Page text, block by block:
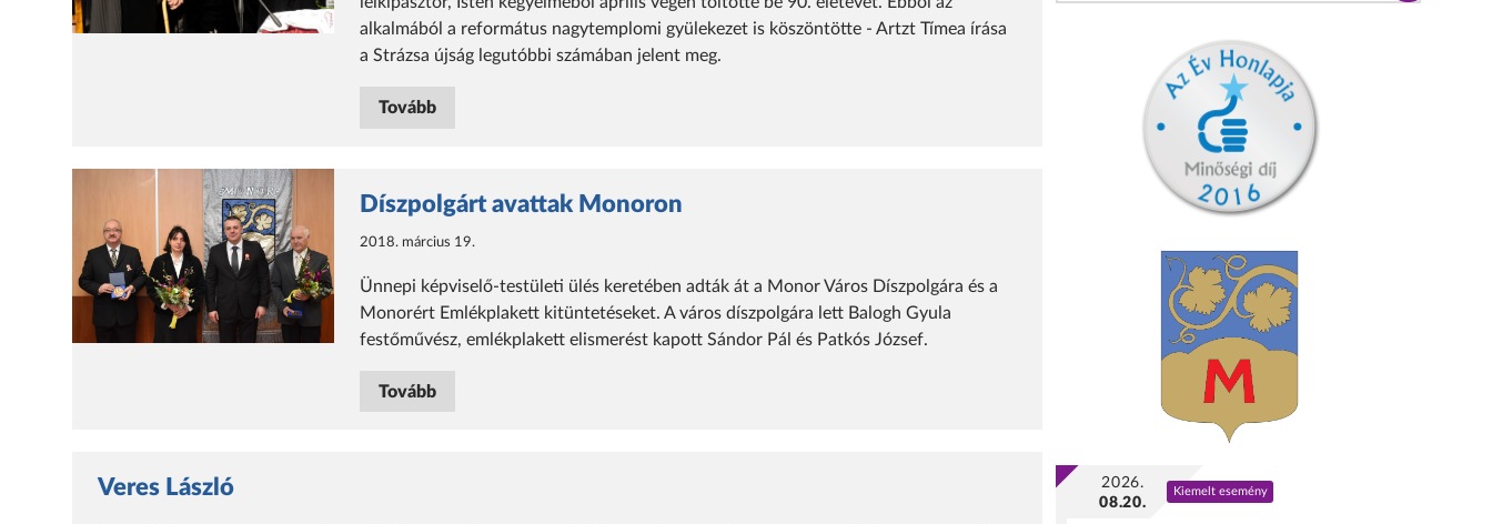
alkalmából a református nagytemplomi gyülekezet is köszöntötte - Artzt Tímea írása
a Strázsa újság legutóbbi számában jelent meg.
Tovább
Díszpolgárt avattak Monoron
2018. március 19.
Ünnepi képviselő-testületi ülés keretében adták át a Monor Város Díszpolgára és a
Monorért Emlékplakett kitüntetéseket. A város díszpolgára lett Balogh Gyula
festőművész, emlékplakett elismerést kapott Sándor Pál és Patkós József.
Tovább
Veres László
2026.
08.20.
Kiemelt esemény